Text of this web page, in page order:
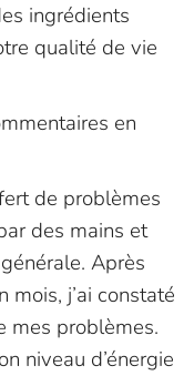
ingrédients
qualité de vie
en
de problèmes
des mains et
Après
j’ai constaté
mes problèmes.
niveau d’énergie